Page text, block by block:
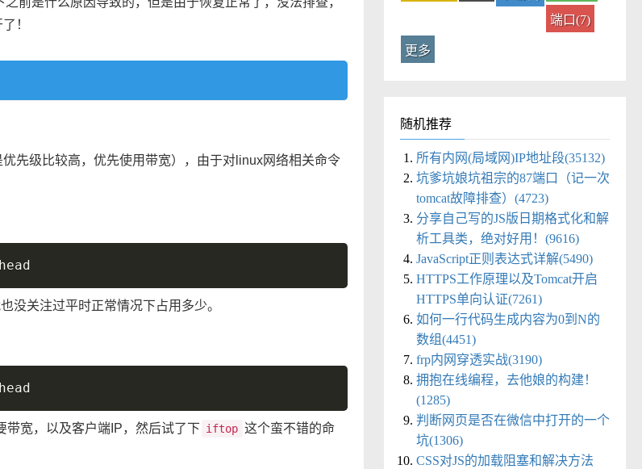
！
先级比较高，优先使用带宽），由于对linux网络相关命令
没关注过平时正常情况下占用多少。
带宽，以及客户端IP，然后试了下 iftop 这个蛮不错的命
端口(7)
更多
随机推荐
所有内网(局域网)IP地址段(35132)
坑爹坑娘坑祖宗的87端口（记一次
tomcat故障排查）(4723)
分享自己写的JS版日期格式化和解
析工具类，绝对好用！(9616)
JavaScript正则表达式详解(5490)
HTTPS工作原理以及Tomcat开启
HTTPS单向认证(7261)
如何一行代码生成内容为0到N的
数组(4451)
frp内网穿透实战(3190)
拥抱在线编程，去他娘的构建！
(1285)
判断网页是否在微信中打开的一个
坑(1306)
CSS对JS的加载阻塞和解决方法